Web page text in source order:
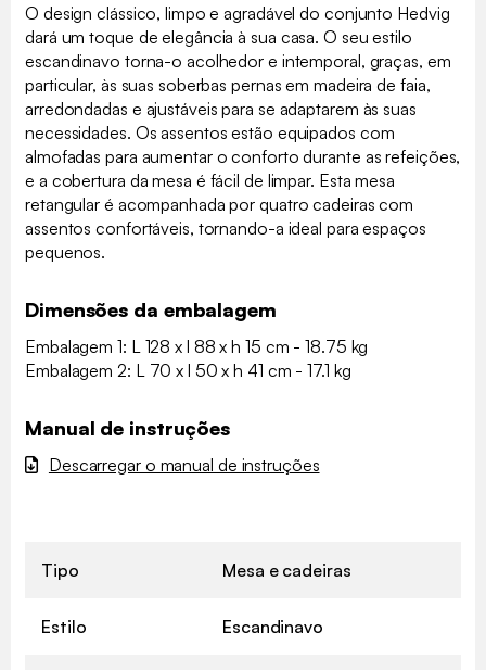
O design clássico, limpo e agradável do conjunto Hedvig
dará um toque de elegância à sua casa. O seu estilo
escandinavo torna-o acolhedor e intemporal, graças, em
particular, às suas soberbas pernas em madeira de faia,
arredondadas e ajustáveis para se adaptarem às suas
necessidades. Os assentos estão equipados com
almofadas para aumentar o conforto durante as refeições,
e a cobertura da mesa é fácil de limpar. Esta mesa
retangular é acompanhada por quatro cadeiras com
assentos confortáveis, tornando-a ideal para espaços
pequenos.
Dimensões da embalagem
Embalagem 1: L 128 x l 88 x h 15 cm - 18.75 kg
Embalagem 2: L 70 x l 50 x h 41 cm - 17.1 kg
Manual de instruções
Descarregar o manual de instruções
Tipo Mesa e cadeiras
Estilo Escandinavo